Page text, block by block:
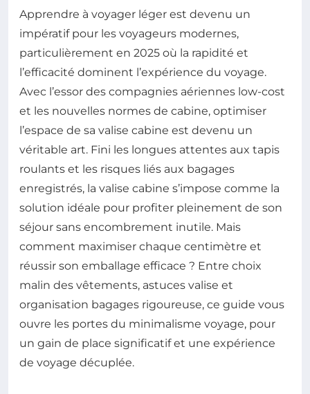
Apprendre à voyager léger est devenu un
impératif pour les voyageurs modernes,
particulièrement en 2025 où la rapidité et
l’efficacité dominent l’expérience du voyage.
Avec l’essor des compagnies aériennes low-cost
et les nouvelles normes de cabine, optimiser
l’espace de sa valise cabine est devenu un
véritable art. Fini les longues attentes aux tapis
roulants et les risques liés aux bagages
enregistrés, la valise cabine s’impose comme la
solution idéale pour profiter pleinement de son
séjour sans encombrement inutile. Mais
comment maximiser chaque centimètre et
réussir son emballage efficace ? Entre choix
malin des vêtements, astuces valise et
organisation bagages rigoureuse, ce guide vous
ouvre les portes du minimalisme voyage, pour
un gain de place significatif et une expérience
de voyage décuplée.